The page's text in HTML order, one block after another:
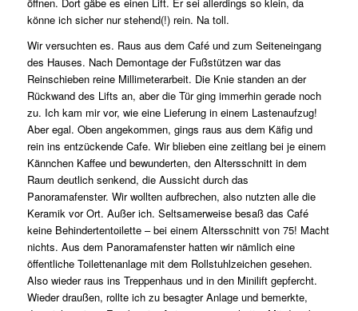
öffnen. Dort gäbe es einen Lift. Er sei allerdings so klein, da
könne ich sicher nur stehend(!) rein. Na toll.
Wir versuchten es. Raus aus dem Café und zum Seiteneingang
des Hauses. Nach Demontage der Fußstützen war das
Reinschieben reine Millimeterarbeit. Die Knie standen an der
Rückwand des Lifts an, aber die Tür ging immerhin gerade noch
zu. Ich kam mir vor, wie eine Lieferung in einem Lastenaufzug!
Aber egal. Oben angekommen, gings raus aus dem Käfig und
rein ins entzückende Cafe. Wir blieben eine zeitlang bei je einem
Kännchen Kaffee und bewunderten, den Altersschnitt in dem
Raum deutlich senkend, die Aussicht durch das
Panoramafenster. Wir wollten aufbrechen, also nutzten alle die
Keramik vor Ort. Außer ich. Seltsamerweise besaß das Café
keine Behindertentoilette – bei einem Altersschnitt von 75! Macht
nichts. Aus dem Panoramafenster hatten wir nämlich eine
öffentliche Toilettenanlage mit dem Rollstuhlzeichen gesehen.
Also wieder raus ins Treppenhaus und in den Minilift gepfercht.
Wieder draußen, rollte ich zu besagter Anlage und bemerkte,